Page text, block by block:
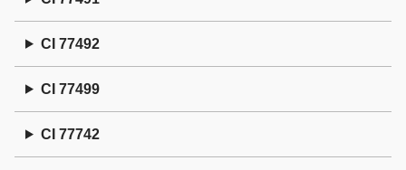
CI 77492
CI 77499
CI 77742